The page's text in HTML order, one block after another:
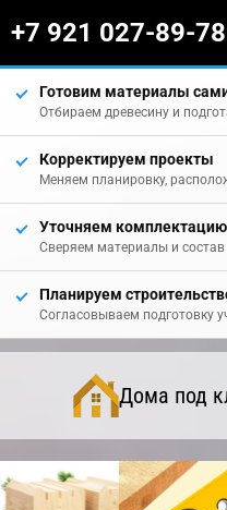
+7 921 027-89-78
Готовим материалы
Отбираем древесину и
Корректируем проекты
Меняем планировку,
Уточняем комплектацию
Сверяем материалы и состав
Планируем
Согласовываем подготовку
Дома под